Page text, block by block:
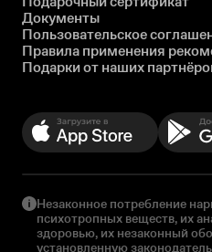
Документы
Пользовательское
Правила применения
Подарки от наших
Незаконное потребление
психотропных веществ, их
здоровью, их незаконный
установленную